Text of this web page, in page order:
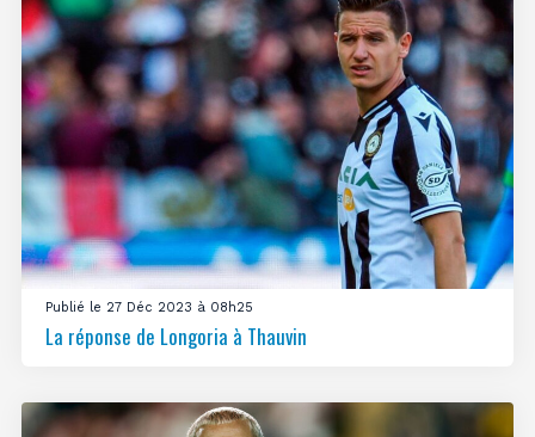
Publié le 27 Déc 2023 à 08h25
La réponse de Longoria à Thauvin